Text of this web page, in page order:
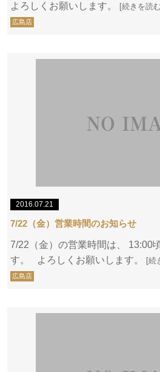
よろしくお願いします。
[続きを読
広島店
2016.07.21
7/22（金）営業時間のお知らせ
7/22（金）の営業時間は、 13:00
す。 よろしくお願いします。
[続
広島店